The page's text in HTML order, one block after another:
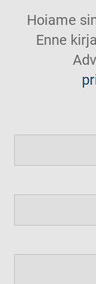
Hoiame
Enne